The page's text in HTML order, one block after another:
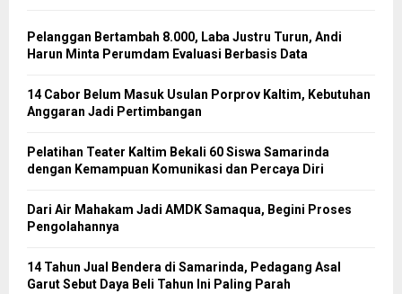
Pelanggan Bertambah 8.000, Laba Justru Turun, Andi
Harun Minta Perumdam Evaluasi Berbasis Data
14 Cabor Belum Masuk Usulan Porprov Kaltim, Kebutuhan
Anggaran Jadi Pertimbangan
Pelatihan Teater Kaltim Bekali 60 Siswa Samarinda
dengan Kemampuan Komunikasi dan Percaya Diri
Dari Air Mahakam Jadi AMDK Samaqua, Begini Proses
Pengolahannya
14 Tahun Jual Bendera di Samarinda, Pedagang Asal
Garut Sebut Daya Beli Tahun Ini Paling Parah